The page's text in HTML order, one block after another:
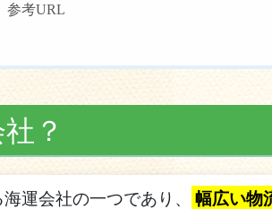
参考URL
？
運会社の一つであり、 幅広い物